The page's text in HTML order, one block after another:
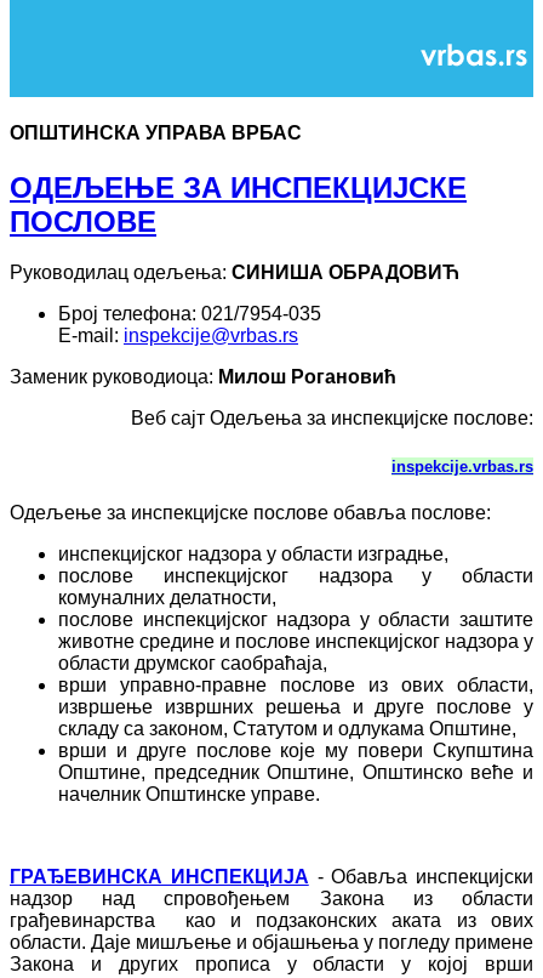
ОПШТИНСКА УПРАВА ВРБАС
ОДЕЉЕЊЕ ЗА ИНСПЕКЦИЈСКЕ
ПОСЛОВЕ
Руководилац одељења: СИНИША ОБРАДОВИЋ
Број телефона: 021/7954-035
E-mail: inspekcije@vrbas.rs
Заменик руководиоца: Милош Рогановић
Веб сајт Oдељења за инспекцијске послове:
inspekcije.vrbas.rs
Одељење за инспекцијске послове обавља послове:
инспекцијског надзора у области изградње,
послове инспекцијског надзора у области
комуналних делатности,
послове инспекцијског надзора у области заштите
животне средине и послове инспекцијског надзора у
области друмског саобраћаја,
врши управно-правне послове из ових области,
извршење извршних решења и друге послове у
складу са законом, Статутом и одлукама Општине,
врши и друге послове које му повери Скупштина
Општине, председник Општине, Општинско веће и
начелник Општинске управе.
ГРАЂЕВИНСКА ИНСПЕКЦИЈА - Обавља инспекцијски
надзор над спровођењем Закона из области
грађевинарства као и подзаконских аката из ових
области. Даје мишљење и објашњења у погледу примене
Закона и других прописа у области у којој врши